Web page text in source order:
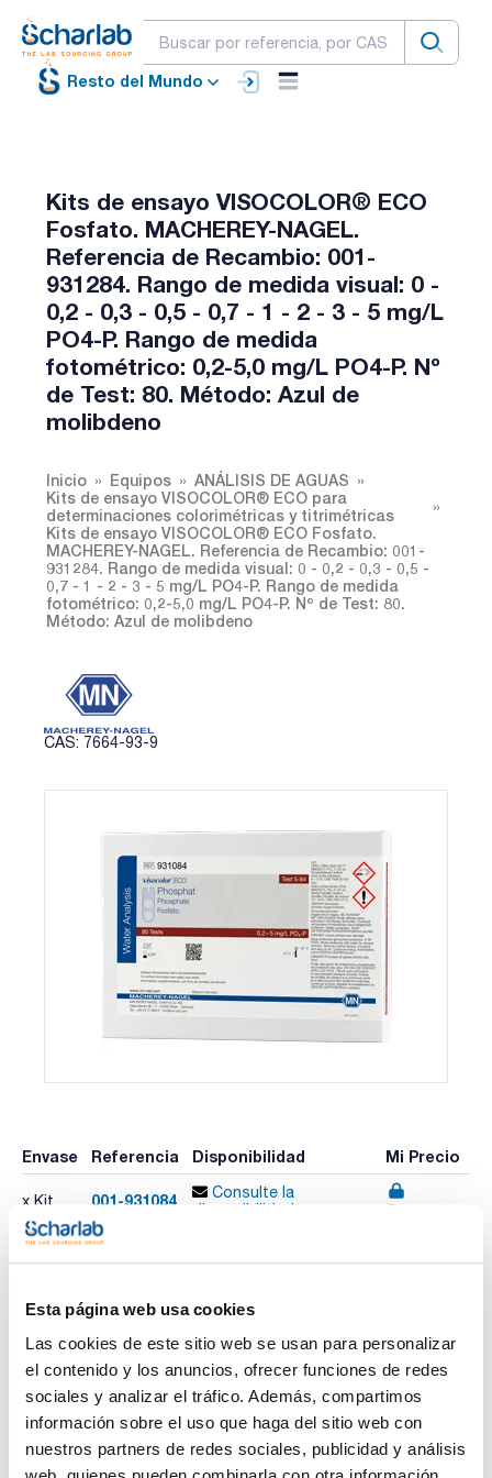
Esta página web usa cookies
Las cookies de este sitio web se usan para personalizar
el contenido y los anuncios, ofrecer funciones de redes
sociales y analizar el tráfico. Además, compartimos
información sobre el uso que haga del sitio web con
nuestros partners de redes sociales, publicidad y análisis
Resto del Mundo
Kits de ensayo VISOCOLOR® ECO
Fosfato. MACHEREY-NAGEL.
Referencia de Recambio: 001-
931284. Rango de medida visual: 0 -
0,2 - 0,3 - 0,5 - 0,7 - 1 - 2 - 3 - 5 mg/L
PO4-P. Rango de medida
fotométrico: 0,2-5,0 mg/L PO4-P. Nº
de Test: 80. Método: Azul de
molibdeno
Inicio Equipos
ANÁLISIS DE AGUAS
Kits de ensayo VISOCOLOR® ECO para
determinaciones colorimétricas y titrimétricas
Kits de ensayo VISOCOLOR® ECO Fosfato.
MACHEREY-NAGEL. Referencia de Recambio: 001-
931284. Rango de medida visual: 0 - 0,2 - 0,3 - 0,5 -
0,7 - 1 - 2 - 3 - 5 mg/L PO4-P. Rango de medida
fotométrico: 0,2-5,0 mg/L PO4-P. Nº de Test: 80.
Método: Azul de molibdeno
CAS: 7664-93-9
Envase Referencia Disponibilidad Mi Precio
x Kit 001-931084
Consulte la
disponibilidad
Comprar
Imprimir ficha de
Características
Test : Fosfato
Referencia de Recambio : 001-931284
Rango de medida visual : 0 - 0,2 - 0,3 - 0,5 - 0,7 - 1 - 2 - 3 - 5
mg/L PO4-P
Rango de medida fotométrico : 0,2-5,0 mg/L PO4-P
Nº de Test : 80
Caducidad (años) : 3
Ver más